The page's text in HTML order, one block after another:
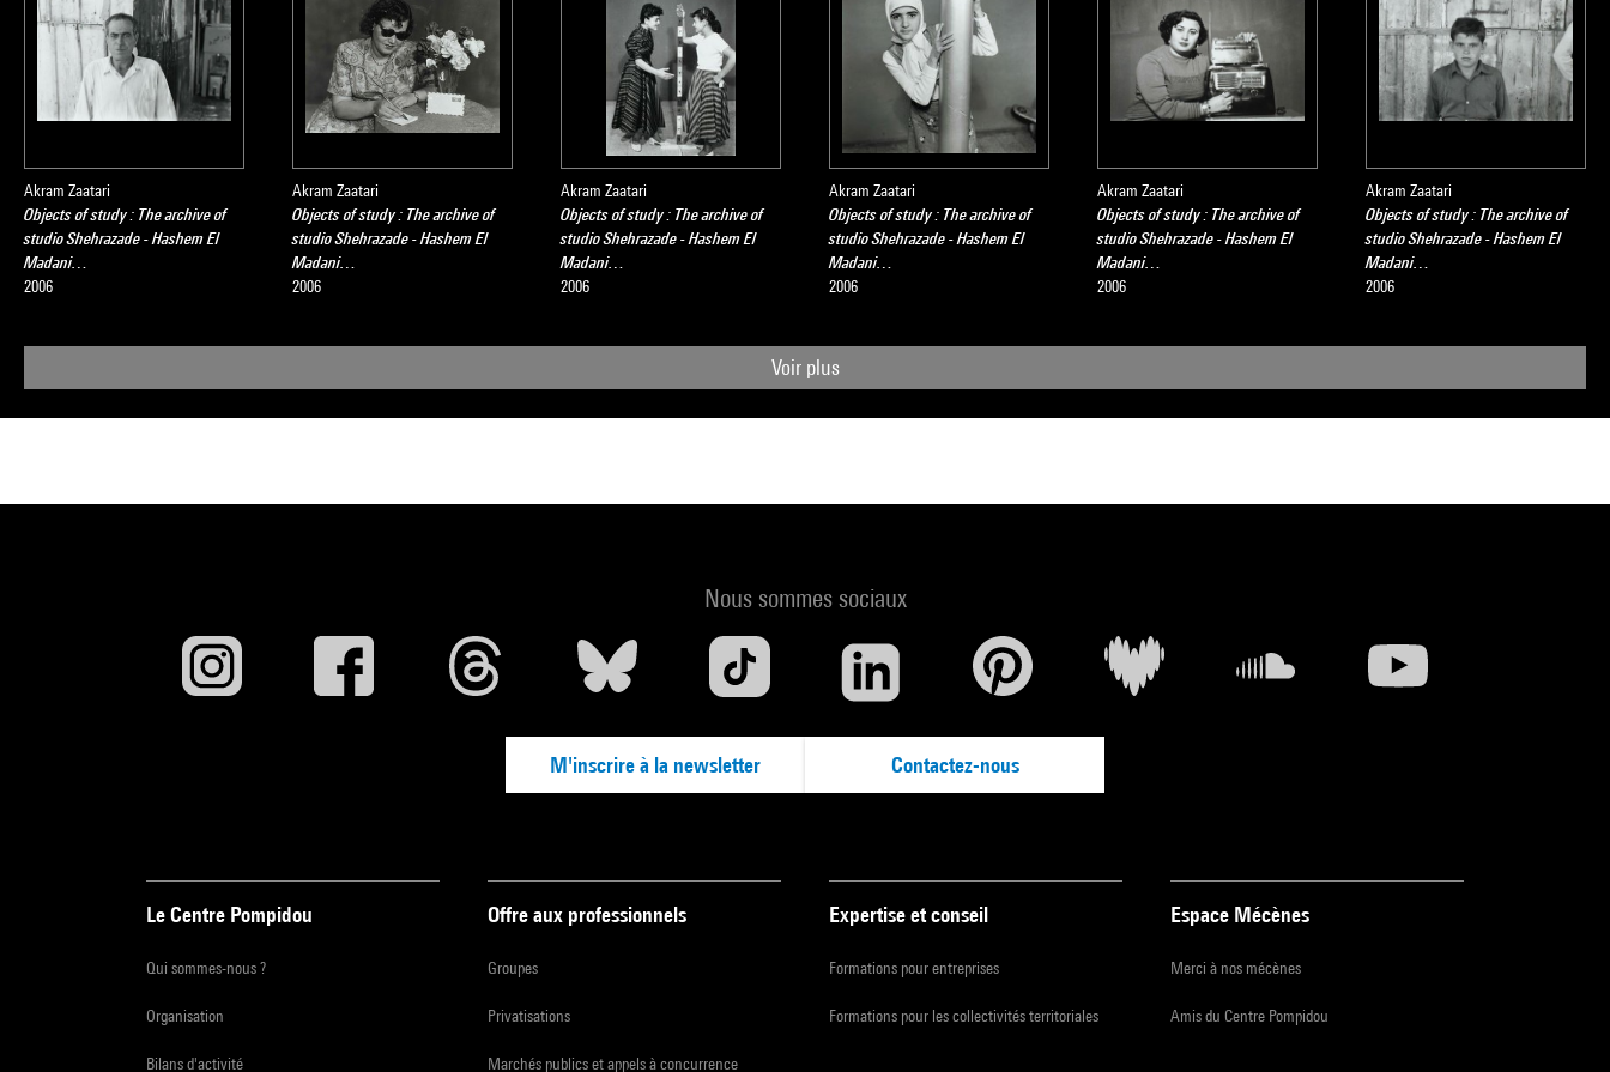
Akram Zaatari
Objects of study : The archive of
studio Shehrazade - Hashem El
Madani…
2006
Akram Zaatari
Objects of study : The archive of
studio Shehrazade - Hashem El
Madani…
2006
Akram Zaatari
Objects of study : The archive of
studio Shehrazade - Hashem El
Madani…
2006
Akram Zaatari
Objects of study : The archive of
studio Shehrazade - Hashem El
Madani…
2006
Akram Zaatari
Objects of study : The archive of
studio Shehrazade - Hashem El
Madani…
2006
Akram Zaatari
Objects of study : The archive of
studio Shehrazade - Hashem El
Madani…
2006
Voir plus
Nous sommes sociaux
M'inscrire à la newsletter Contactez-nous
Le Centre Pompidou
Qui sommes-nous ?
Organisation
Bilans d'activité
Offre aux professionnels
Groupes
Privatisations
Marchés publics et appels à concurrence
Expertise et conseil
Formations pour entreprises
Formations pour les collectivités territoriales
Espace Mécènes
Merci à nos mécènes
Amis du Centre Pompidou